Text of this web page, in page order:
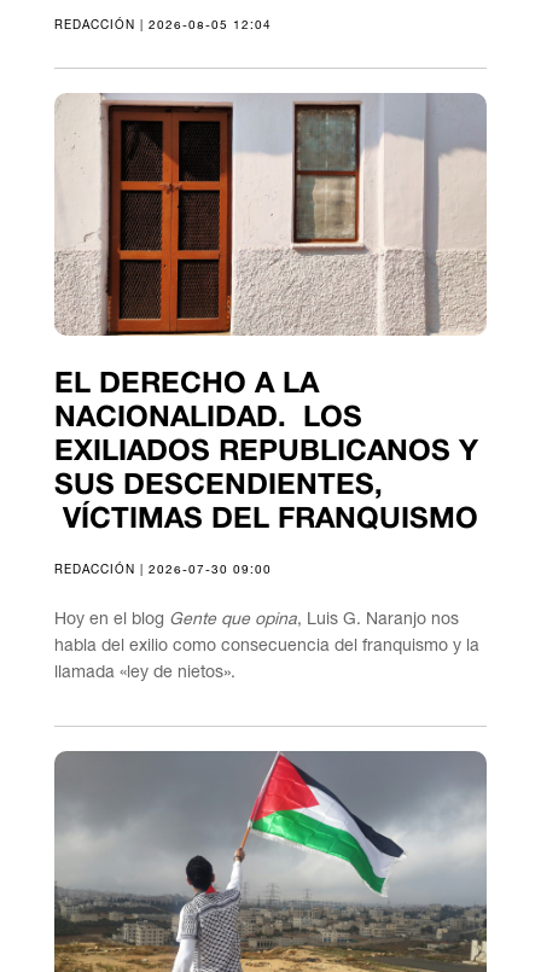
REDACCIÓN | 2026-08-05 12:04
EL DERECHO A LA
NACIONALIDAD. LOS
EXILIADOS REPUBLICANOS Y
SUS DESCENDIENTES,
VÍCTIMAS DEL FRANQUISMO
REDACCIÓN | 2026-07-30 09:00
Hoy en el blog Gente que opina, Luis G. Naranjo nos
habla del exilio como consecuencia del franquismo y la
llamada «ley de nietos».